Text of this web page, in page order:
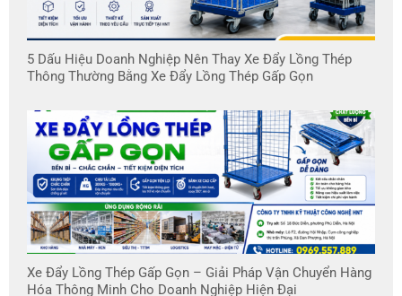
5 Dấu Hiệu Doanh Nghiệp Nên Thay Xe Đẩy Lồng Thép
Thông Thường Bằng Xe Đẩy Lồng Thép Gấp Gọn
Xe Đẩy Lồng Thép Gấp Gọn – Giải Pháp Vận Chuyển Hàng
Hóa Thông Minh Cho Doanh Nghiệp Hiện Đại